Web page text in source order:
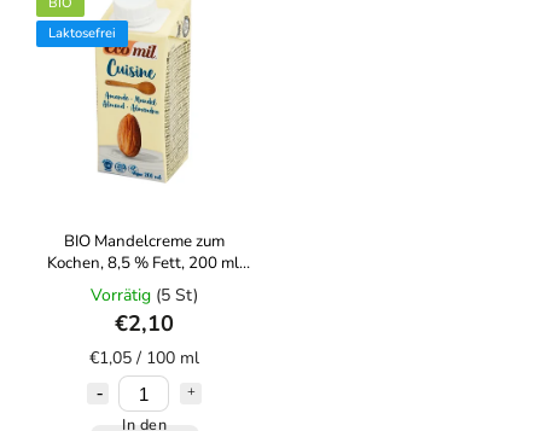
Laktosefrei
BIO Mandelcreme zum
Kochen, 8,5 % Fett, 200 ml,
ECOMIL
Vorrätig (5 St)
€2,10
€1,05 / 100 ml
In den